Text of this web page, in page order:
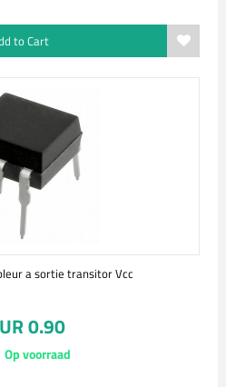
to Cart
a sortie transitor Vcc
0.90
Op voorraad